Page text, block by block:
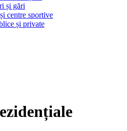
și gări
centre sportive
și private